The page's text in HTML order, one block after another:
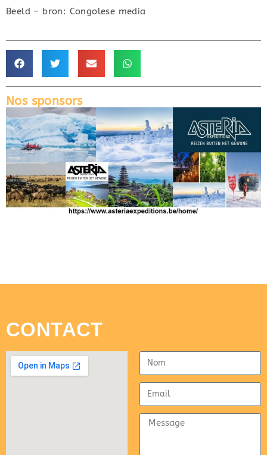
Beeld – bron: Congolese media
Nos sponsors
CONTACT